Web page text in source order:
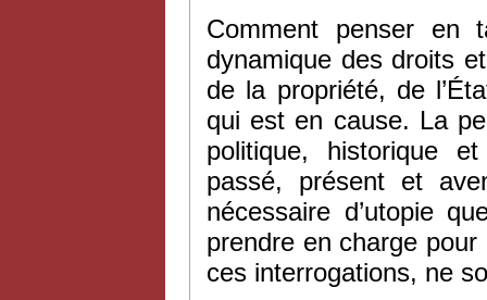
Comment penser
dynamique des droits
de la propriété, de
qui est en cause. La
politique, historique
passé, présent et
nécessaire d’utopie
prendre en charge
ces interrogations, ne